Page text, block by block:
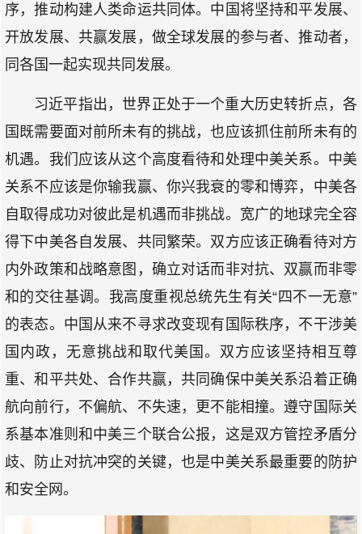
序，推动构建人类命运共同体。中国将坚持和平发展、
开放发展、共赢发展，做全球发展的参与者、推动者，
同各国一起实现共同发展。
习近平指出，世界正处于一个重大历史转折点，各
国既需要面对前所未有的挑战，也应该抓住前所未有的
机遇。我们应该从这个高度看待和处理中美关系。中美
关系不应该是你输我赢、你兴我衰的零和博弈，中美各
自取得成功对彼此是机遇而非挑战。宽广的地球完全容
得下中美各自发展、共同繁荣。双方应该正确看待对方
内外政策和战略意图，确立对话而非对抗、双赢而非零
和的交往基调。我高度重视总统先生有关“四不一无意”
的表态。中国从来不寻求改变现有国际秩序，不干涉美
国内政，无意挑战和取代美国。双方应该坚持相互尊
重、和平共处、合作共赢，共同确保中美关系沿着正确
航向前行，不偏航、不失速，更不能相撞。遵守国际关
系基本准则和中美三个联合公报，这是双方管控矛盾分
歧、防止对抗冲突的关键，也是中美关系最重要的防护
和安全网。